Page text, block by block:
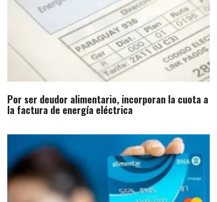
Por ser deudor alimentario, incorporan la cuota a
la factura de energía eléctrica